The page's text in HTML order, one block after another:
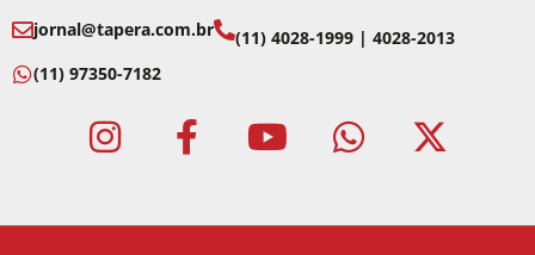
jornal@tapera.com.br
(11) 4028-1999 | 4028-2013
(11) 97350-7182